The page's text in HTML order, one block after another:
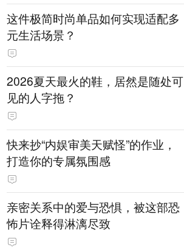
这件极简时尚单品如何实现适配多
元生活场景？
2026夏天最火的鞋，居然是随处可
见的人字拖？
快来抄“内娱审美天赋怪”的作业，
打造你的专属氛围感
亲密关系中的爱与恐惧，被这部恐
怖片诠释得淋漓尽致